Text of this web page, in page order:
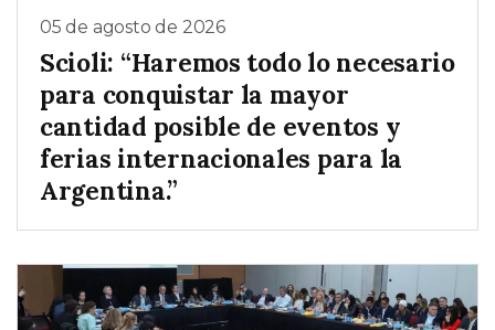
05 de agosto de 2026
Scioli: “Haremos todo lo necesario
para conquistar la mayor
cantidad posible de eventos y
ferias internacionales para la
Argentina.”